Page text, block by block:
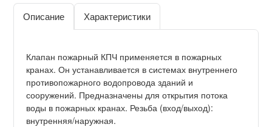
Описание Характеристики
Клапан пожарный КПЧ применяется в пожарных
кранах. Он устанавливается в системах внутреннего
противопожарного водопровода зданий и
сооружений. Предназначены для открытия потока
воды в пожарных кранах. Резьба (вход/выход):
внутренняя/наружная.